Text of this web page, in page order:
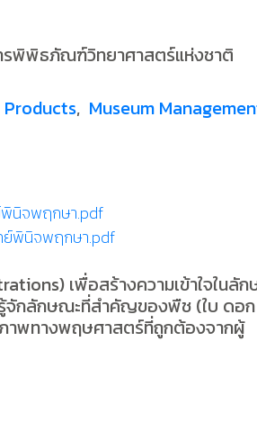
รพิพิธภัณฑ์วิทยาศาสตร์แห่งชาติ
, Museum
พินิจพฤกษา.pdf
ย์พินิจพฤกษา.pdf
เพื่อสร้างความเข้าใจในลั
กลักษณะที่สำคัญของพืช (ใบ ดอก
าพทางพฤษศาสตร์ที่ถูกต้องจากผู้